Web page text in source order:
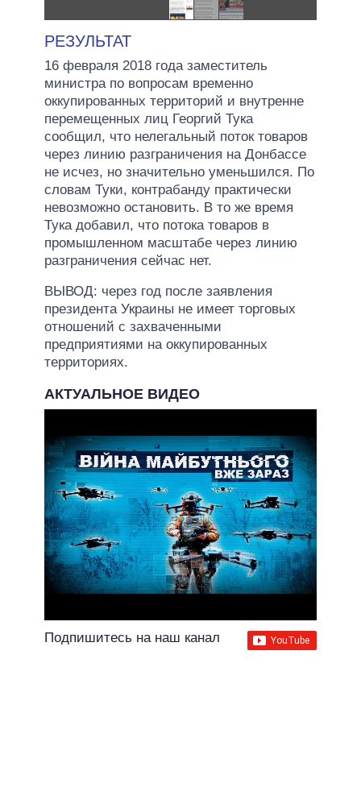
РЕЗУЛЬТАТ
16 февраля 2018 года заместитель
министра по вопросам временно
оккупированных территорий и внутренне
перемещенных лиц Георгий Тука
сообщил, что нелегальный поток товаров
через линию разграничения на Донбассе
не исчез, но значительно уменьшился. По
словам Туки, контрабанду практически
невозможно остановить. В то же время
Тука добавил, что потока товаров в
промышленном масштабе через линию
разграничения сейчас нет.
ВЫВОД: через год после заявления
президента Украины не имеет торговых
отношений с захваченными
предприятиями на оккупированных
территориях.
АКТУАЛЬНОЕ ВИДЕО
Подпишитесь на наш канал